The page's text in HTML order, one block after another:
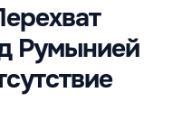
Румынией